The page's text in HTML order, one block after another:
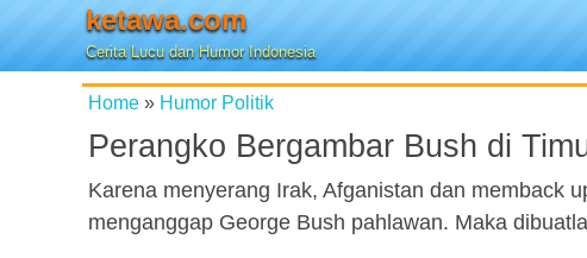
ketawa.com
Cerita Lucu dan Humor Indonesia
Home » Humor Politik
Perangko Bergambar Bush di
Karena menyerang Irak, Afganistan dan memback
menganggap George Bush pahlawan. Maka